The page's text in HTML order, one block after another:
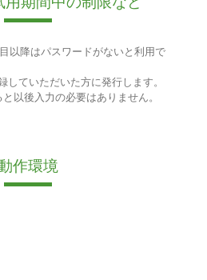
以降はパスワードがないと利用で
していただいた方に発行します。
以後入力の必要はありません。
作環境